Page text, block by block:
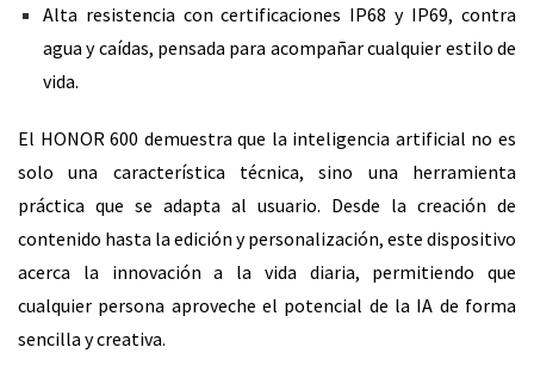
Alta resistencia con certificaciones IP68 y IP69, contra
agua y caídas, pensada para acompañar cualquier estilo de
vida.
El HONOR 600 demuestra que la inteligencia artificial no es
solo una característica técnica, sino una herramienta
práctica que se adapta al usuario. Desde la creación de
contenido hasta la edición y personalización, este dispositivo
acerca la innovación a la vida diaria, permitiendo que
cualquier persona aproveche el potencial de la IA de forma
sencilla y creativa.